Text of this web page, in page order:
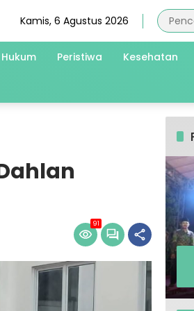
Kamis, 6 Agustus 2026
Hukum Peristiwa Kesehatan
91